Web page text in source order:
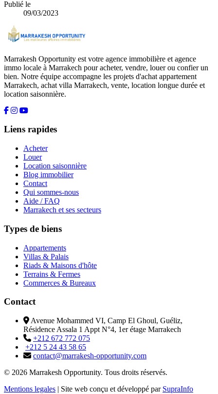
Publié le
09/03/2023
Marrakesh Opportunity est votre agence immobilière et agence
immo locale à Marrakech pour acheter, vendre, louer ou confier un
bien. Notre équipe accompagne les projets d'achat appartement
Marrakech, achat villa Marrakech, vente, location longue durée et
location saisonnière.
Liens rapides
Acheter
Louer
Location saisonnière
Blog immobilier
Contact
Qui sommes-nous
Aide / FAQ
Marrakech et ses secteurs
Types de biens
Appartements
Villas & Palais
Riads & Maisons d'hôte
Terrains & Fermes
Commerces & Bureaux
Contact
Avenue Mohammed VI, Camp El Ghoul, Guéliz,
Résidence Assala 1 Appt N°4, 1er étage Marrakech
+212 672 772 075
+212 5 24 43 58 65
contact@marrakesh-opportunity.com
© 2026 Marrakesh Opportunity. Tous droits réservés.
Mentions legales | Site web conçu et développé par SupraInfo